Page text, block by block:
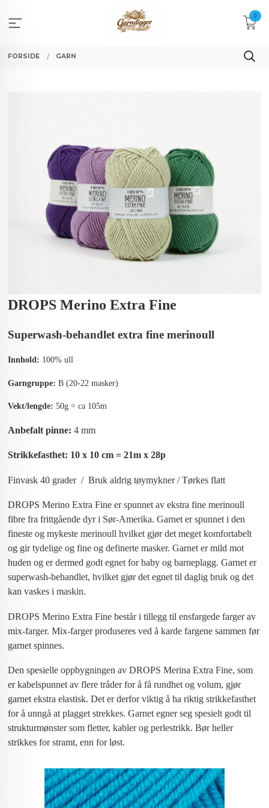
innholdet
0
FORSIDE GARN
DROPS Merino Extra Fine
Superwash-behandlet extra fine merinoull
Innhold: 100% ull
Garngruppe:B (20-22 masker)
Vekt/lengde: 50g = ca 105m
Anbefalt pinne:4 mm
Strikkefasthet: 10 x 10 cm = 21m x 28p
Finvask 40 grader / Bruk aldrig tøymykner / Tørkes flatt
DROPS Merino Extra Fine er spunnet av ekstra fine merinoull
fibre fra frittgående dyr i Sør-Amerika. Garnet er spunnet i den
fineste og mykeste merinoull hvilket gjør det meget komfortabelt
og gir tydelige og fine og definerte masker. Garnet er mild mot
huden og er dermed godt egnet for baby og barneplagg. Garnet er
superwash-behandlet, hvilket gjør det egnet til daglig bruk og det
kan vaskes i maskin.
DROPS Merino Extra Fine består i tillegg til ensfargede farger av
mix-farger. Mix-farger produseres ved å karde fargene sammen før
garnet spinnes.
Den spesielle oppbygningen av DROPS Merina Extra Fine, som
er kabelspunnet av flere tråder for å få rundhet og volum, gjør
garnet ekstra elastisk. Det er derfor viktig å ha riktig strikkefasthet
for å unngå at plagget strekkes. Garnet egner seg spesielt godt til
strukturmønster som fletter, kabler og perlestrikk. Bør heller
strikkes for stramt, enn for løst.